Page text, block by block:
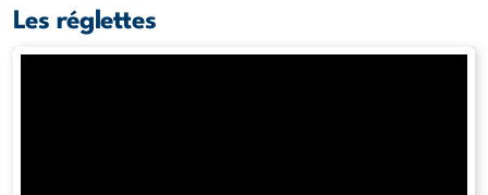
Les réglettes